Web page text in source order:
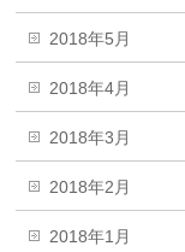
2018年5月
2018年4月
2018年3月
2018年2月
2018年1月